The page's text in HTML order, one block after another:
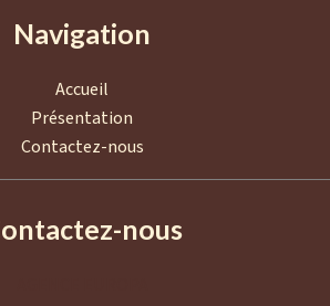
Navigation
Accueil
Présentation
Contactez-nous
nous